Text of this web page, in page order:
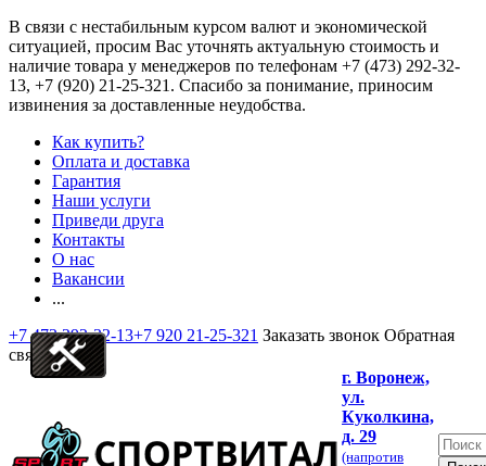
В связи с нестабильным курсом валют и экономической
ситуацией, просим Вас уточнять актуальную стоимость и
наличие товара у менеджеров по телефонам +7 (473) 292-32-
13, +7 (920) 21-25-321 . Спасибо за понимание, приносим
извинения за доставленные неудобства.
Как купить?
Оплата и доставка
Гарантия
Наши услуги
Приведи друга
Контакты
О нас
Вакансии
...
+7 473 292-32-13+7 920 21-25-321 Заказать звонок Обратная
связь
г. Воронеж,
ул.
Куколкина,
д. 29
(напротив